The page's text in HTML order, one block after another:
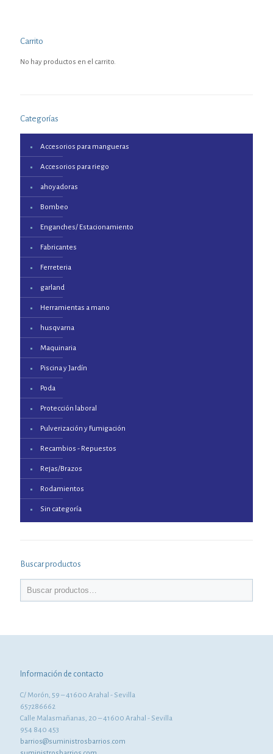
Carrito
No hay productos en el carrito.
Categorías
Accesorios para mangueras
Accesorios para riego
ahoyadoras
Bombeo
Enganches/ Estacionamiento
Fabricantes
Ferreteria
garland
Herramientas a mano
husqvarna
Maquinaria
Piscina y Jardín
Poda
Protección laboral
Pulverización y Fumigación
Recambios - Repuestos
Rejas/Brazos
Rodamientos
Sin categoría
Buscar productos
Información de contacto
C/ Morón, 59 – 41600 Arahal - Sevilla
657286662
Calle Malasmañanas, 20 – 41600 Arahal - Sevilla
954 840 453
barrios@suministrosbarrios.com